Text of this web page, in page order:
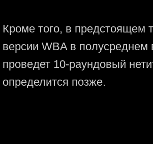
Кроме того, в предстоящем
версии WBA в полусреднем
проведет 10-раундовый
определится позже.